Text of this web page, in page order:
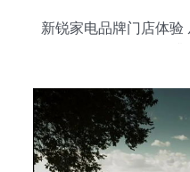
新锐家电品牌门店体验